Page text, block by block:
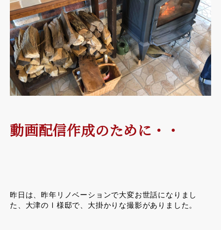
動画配信作成のために・・
昨日は、昨年リノベーションで大変お世話になりまし
た、大津のⅠ様邸で、大掛かりな撮影がありました。